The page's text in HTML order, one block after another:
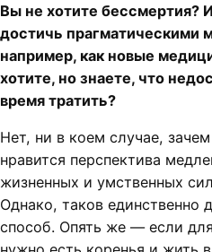
Вы не хотите бессмертия?
достичь прагматическими
например, как новые
хотите, но знаете, что
время тратить?
Нет, ни в коем случае,
нравится перспектива
жизненных и умственных
Однако, таков единственно
способ. Опять же — если